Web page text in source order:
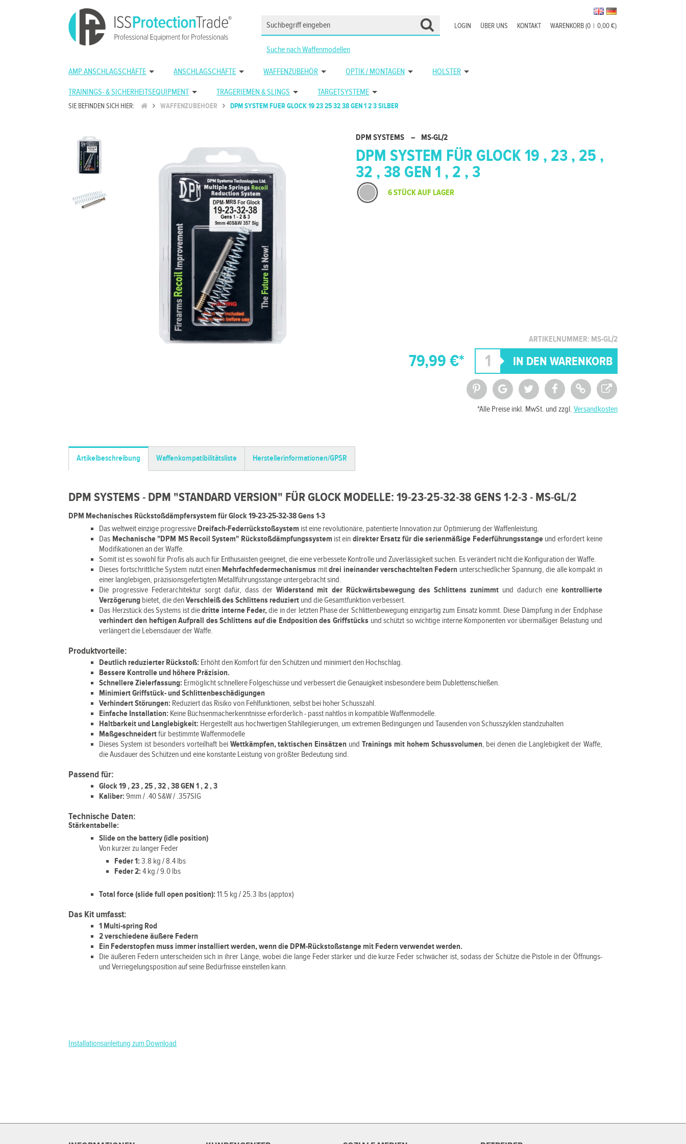
WARENKORB (0 | 0,00 €)
KONTAKT
ÜBER UNS
LOGIN
Suche nach Waffenmodellen
AMP ANSCHLAGSCHÄFTE ANSCHLAGSCHÄFTE WAFFENZUBEHÖR OPTIK / MONTAGEN HOLSTER
TRAININGS- & SICHERHEITSEQUIPMENT TRAGERIEMEN & SLINGS TARGETSYSTEME
SIE BEFINDEN SICH HIER: WAFFENZUBEHOER DPM SYSTEM FUER GLOCK 19 23 25 32 38 GEN 1 2 3 SILBER
DPM SYSTEMS – MS-GL/2
DPM SYSTEM FÜR GLOCK 19 , 23 , 25 ,
32 , 38 GEN 1 , 2 , 3
ARTIKELNUMMER: MS-GL/2
6 STÜCK AUF LAGER
79,99 €*
*Alle Preise inkl. MwSt. und zzgl. Versandkosten
Artikelbeschreibung Waffenkompatibilitätsliste Herstellerinformationen/GPSR
DPM SYSTEMS - DPM "STANDARD VERSION" FÜR GLOCK MODELLE: 19-23-25-32-38 GENS 1-2-3 - MS-GL/2
DPM Mechanisches Rückstoßdämpfersystem für Glock 19-23-25-32-38 Gens 1-3
Das weltweit einzige progressive Dreifach-Federrückstoßsystem ist eine revolutionäre, patentierte Innovation zur Optimierung der Waffenleistung.
Das Mechanische "DPM MS Recoil System" Rückstoßdämpfungssystem ist ein direkter Ersatz für die serienmäßige Federführungsstangeund erfordert keine
Modifikationen an der Waffe.
Somit ist es sowohl für Profis als auch für Enthusaisten geeignet, die eine verbessete Kontrolle und Zuverlässigkeit suchen. Es verändert nicht die Konfiguration der Waffe.
Dieses fortschrittliche System nutzt einen Mehrfachfedermechanismus mitdrei ineinander verschachtelten Federn unterschiedlicher Spannung, die alle kompakt in
einer langlebigen, präzisionsgefertigten Metallführungsstange untergebracht sind.
Die progressive Federarchitektur sorgt dafür, dass derWiderstand mit der Rückwärtsbewegung des Schlittens zunimmtund dadurch eine kontrollierte
Verzögerung bietet, die denVerschleiß des Schlittens reduziert und die Gesamtfunktion verbessert.
Das Herzstück des Systems ist diedritte interne Feder,die in der letzten Phase der Schlittenbewegung einzigartig zum Einsatz kommt. Diese Dämpfung in der Endphase
verhindert den heftigen Aufprall des Schlittens auf die Endposition des Griffstücks und schützt so wichtige interne Komponenten vor übermäßiger Belastung und
verlängert die Lebensdauer der Waffe.
Produktvorteile:
Deutlich reduzierter Rückstoß: Erhöht den Komfort für den Schützen und minimiert den Hochschlag.
Bessere Kontrolle und höhere Präzision.
Schnellere Zielerfassung: Ermöglicht schnellere Folgeschüsse und verbessert die Genauigkeit insbesondere beim Dublettenschießen.
Minimiert Griffstück- und Schlittenbeschädigungen
Verhindert Störungen: Reduziert das Risiko von Fehlfunktionen, selbst bei hoher Schusszahl.
Einfache Installation: Keine Büchsenmacherkenntnisse erforderlich - passt nahtlos in kompatible Waffenmodelle.
Haltbarkeit und Langlebigkeit: Hergestellt aus hochwertigen Stahllegierungen, um extremen Bedingungen und Tausenden von Schusszyklen standzuhalten
Maßgeschneidertfür bestimmte Waffenmodelle
Dieses System ist besonders vorteilhaft bei Wettkämpfen, taktischen Einsätzen und Trainings mit hohem Schussvolumen, bei denen die Langlebigkeit der Waffe,
die Ausdauer des Schützen und eine konstante Leistung von größter Bedeutung sind.
Passend für:
Glock 19 , 23 , 25 , 32 , 38 GEN 1 , 2 , 3
Kaliber:9mm / .40 S&W / .357SIG
Technische Daten:
Stärkentabelle:
Slide on the battery (idle position)
Von kurzer zu langer Feder
Feder 1:3.8 kg / 8.4 lbs
Feder 2:4 kg / 9.0 lbs
Total force (slide full open position):11.5 kg / 25.3 lbs (apptox)
Das Kit umfasst:
1 Multi-spring Rod
2 verschiedene äußere Federn
Ein Federstopfen muss immer installiert werden, wenn die DPM-Rückstoßstange mit Federn verwendet werden.
Die äußeren Federn unterscheiden sich in ihrer Länge, wobei die lange Feder stärker und die kurze Feder schwächer ist, sodass der Schütze die Pistole in der Öffnungs-
und Verriegelungsposition auf seine Bedürfnisse einstellen kann.
Installationsanleitung zum Download